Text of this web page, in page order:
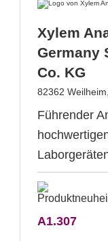
Xylem
Germany
Co. KG
82362
Führender
A1.307